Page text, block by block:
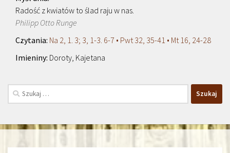
Radość z kwiatów to ślad raju w nas.
Philipp Otto Runge
Na 2, 1. 3; 3, 1-3. 6-7 • Pwt 32, 35-41 • Mt 16, 24-28
Doroty, Kajetana
Szukaj: